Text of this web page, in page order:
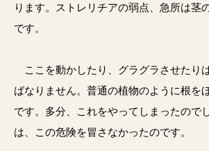
ります。ストレリチアの弱点、急所は茎
です。
ここを動かしたり、グラグラさせたり
ばなりません。普通の植物のように根を
です。多分、これをやってしまったので
は、この危険を冒さなかったのです。